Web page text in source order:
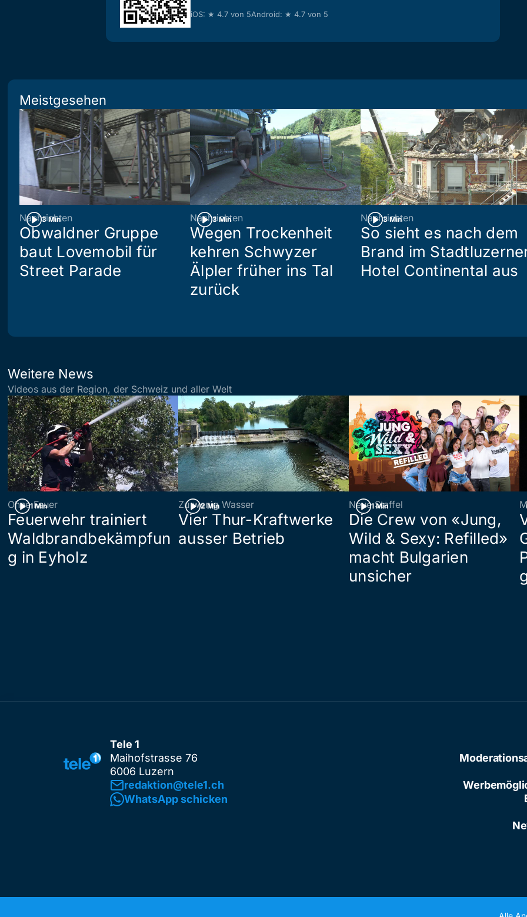
iOS: ★ 4.7 von 5Android: ★ 4.7 von 5
Meistgesehen
3 Min
Nachrichten
Obwaldner Gruppe
baut Lovemobil für
Street Parade
3 Min
Nachrichten
Wegen Trockenheit
kehren Schwyzer
Älpler früher ins Tal
zurück
3 Min
Nachrichten
So sieht es nach dem
Brand im
Hotel Continental aus
Weitere News
Videos aus der Region, der Schweiz und aller Welt
1 Min
Ohne Feuer
Feuerwehr trainiert
Waldbrandbekämpfun
g in Eyholz
2 Min
Zu wenig Wasser
Vier Thur-Kraftwerke
ausser Betrieb
1 Min
Neue Staffel
Die Crew von «Jung,
Wild & Sexy: Refilled»
macht Bulgarien
unsicher
Tele 1
Maihofstrasse 76
6006 Luzern
redaktion@tele1.ch
WhatsApp schicken